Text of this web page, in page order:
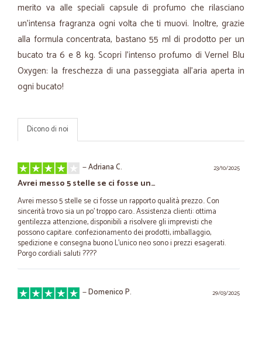
merito va alle speciali capsule di profumo che rilasciano
un'intensa fragranza ogni volta che ti muovi. Inoltre, grazie
alla formula concentrata, bastano 55 ml di prodotto per un
bucato tra 6 e 8 kg. Scopri l’intenso profumo di Vernel Blu
Oxygen: la freschezza di una passeggiata all'aria aperta in
ogni bucato!
Dicono di noi
23/10/2025
—Adriana C.
Avrei messo 5 stelle se ci fosse un…
Avrei messo 5 stelle se ci fosse un rapporto qualità prezzo.. Con
sincerità trovo sia un po' troppo caro.. Assistenza clienti: ottima
gentilezza attenzione, disponibili a risolvere gli imprevisti che
possono capitare. confezionamento dei prodotti, imballaggio,
spedizione e consegna buono L'unico neo sono i prezzi esagerati.
Porgo cordiali saluti ????
29/03/2025
—Domenico P.